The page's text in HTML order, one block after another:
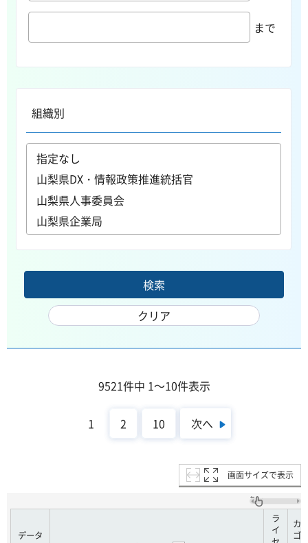
まで
組織別
9521件中 1～10件表示
1 2 10 次へ
画面サイズで表示
データ
ラ
イ
カ
ゴ